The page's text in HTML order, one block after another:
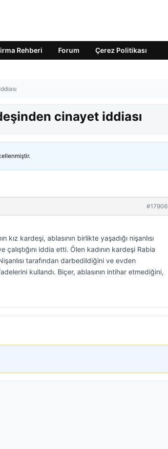
Rehberi Forum Çerez Politikası
cinayet iddiası
#17906
kardeşi, ablasının birlikte yaşadığı nişanlısı
iddia etti. Ölen kadının kardeşi Rabia
tarafından darbedildiğini ve evden
kullandı. Biçer, ablasının intihar etmediğini,